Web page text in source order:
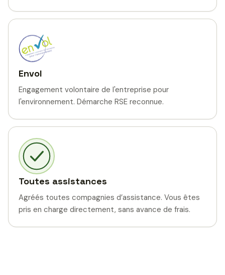
Envol
Engagement volontaire de l'entreprise pour
l'environnement. Démarche RSE reconnue.
Toutes assistances
Agréés toutes compagnies d’assistance. Vous êtes
pris en charge directement, sans avance de frais.